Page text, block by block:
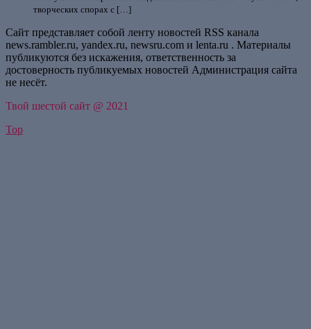
творческих спорах с […]
Сайт представляет собой ленту новостей RSS канала
news.rambler.ru, yandex.ru, newsru.com и lenta.ru . Материалы
публикуются без искажения, ответственность за
достоверность публикуемых новостей Администрация сайта
не несёт.
Твой шестой сайт @ 2021
Top